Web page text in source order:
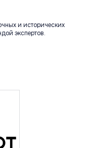
и исторических
экспертов.